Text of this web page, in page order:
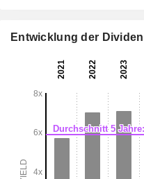
Entwicklung der